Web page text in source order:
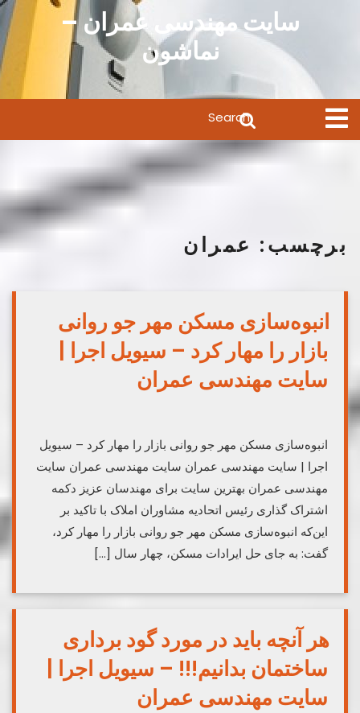
سایت مهندسی عمران –
نماشون
Open
Menu
for:
برچسب: عمران
انبوه‌سازی مسکن مهر جو روانی
بازار را مهار کرد – سیویل اجرا |
سایت مهندسی عمران
انبوه‌سازی مسکن مهر جو روانی بازار را مهار کرد – سیویل
اجرا | سایت مهندسی عمران سایت مهندسی عمران سایت
مهندسی عمران بهترین سایت برای مهندسان عزیز دکمه
اشتراک گذاری رئیس اتحادیه مشاوران املاک با تاکید بر
این‌که انبوه‌سازی مسکن مهر جو روانی بازار را مهار کرد،
گفت: به جای حل ایرادات مسکن، چهار سال […]
هر آنچه باید در مورد گود برداری
ساختمان بدانیم!!! – سیویل اجرا |
سایت مهندسی عمران